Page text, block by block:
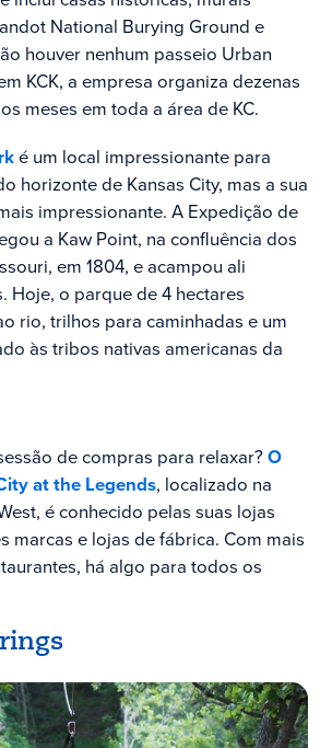
National Burying Ground e
houver nenhum passeio Urban
KCK, a empresa organiza dezenas
meses em toda a área de KC.
é um local impressionante para
horizonte de Kansas City, mas a sua
impressionante. A Expedição de
a Kaw Point, na confluência dos
em 1804, e acampou ali
Hoje, o parque de 4 hectares
rio, trilhos para caminhadas e um
às tribos nativas americanas da
de compras para relaxar?O
at the Legends, localizado na
é conhecido pelas suas lojas
marcas e lojas de fábrica. Com mais
há algo para todos os